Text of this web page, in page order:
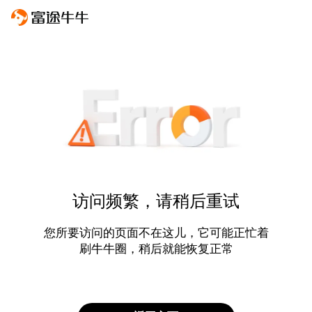
访问频繁，请稍后重试
您所要访问的页面不在这儿，它可能正忙着
刷牛牛圈，稍后就能恢复正常